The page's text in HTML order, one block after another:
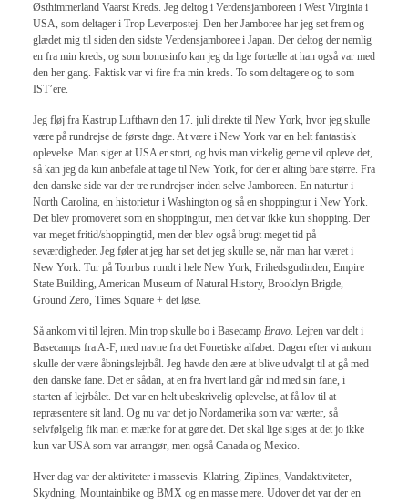
Østhimmerland Vaarst Kreds. Jeg deltog i Verdensjamboreen i West Virginia i
USA, som deltager i Trop Leverpostej. Den her Jamboree har jeg set frem og
glædet mig til siden den sidste Verdensjamboree i Japan. Der deltog der nemlig
en fra min kreds, og som bonusinfo kan jeg da lige fortælle at han også var med
den her gang. Faktisk var vi fire fra min kreds. To som deltagere og to som
IST’ere.
Jeg fløj fra Kastrup Lufthavn den 17. juli direkte til New York, hvor jeg skulle
være på rundrejse de første dage. At være i New York var en helt fantastisk
oplevelse. Man siger at USA er stort, og hvis man virkelig gerne vil opleve det,
så kan jeg da kun anbefale at tage til New York, for der er alting bare større. Fra
den danske side var der tre rundrejser inden selve Jamboreen. En naturtur i
North Carolina, en historietur i Washington og så en shoppingtur i New York.
Det blev promoveret som en shoppingtur, men det var ikke kun shopping. Der
var meget fritid/shoppingtid, men der blev også brugt meget tid på
seværdigheder. Jeg føler at jeg har set det jeg skulle se, når man har været i
New York. Tur på Tourbus rundt i hele New York, Frihedsgudinden, Empire
State Building, American Museum of Natural History, Brooklyn Brigde,
Ground Zero, Times Square + det løse.
Så ankom vi til lejren. Min trop skulle bo i Basecamp Bravo. Lejren var delt i
Basecamps fra A-F, med navne fra det Fonetiske alfabet. Dagen efter vi ankom
skulle der være åbningslejrbål. Jeg havde den ære at blive udvalgt til at gå med
den danske fane. Det er sådan, at en fra hvert land går ind med sin fane, i
starten af lejrbålet. Det var en helt ubeskrivelig oplevelse, at få lov til at
repræsentere sit land. Og nu var det jo Nordamerika som var værter, så
selvfølgelig fik man et mærke for at gøre det. Det skal lige siges at det jo ikke
kun var USA som var arrangør, men også Canada og Mexico.
Hver dag var der aktiviteter i massevis. Klatring, Ziplines, Vandaktiviteter,
Skydning, Mountainbike og BMX og en masse mere. Udover det var der en